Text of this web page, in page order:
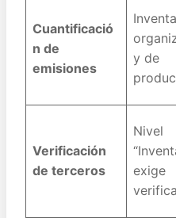
Cuantificació
n de
emisiones
y de
Verificación
de terceros
Nivel
exige